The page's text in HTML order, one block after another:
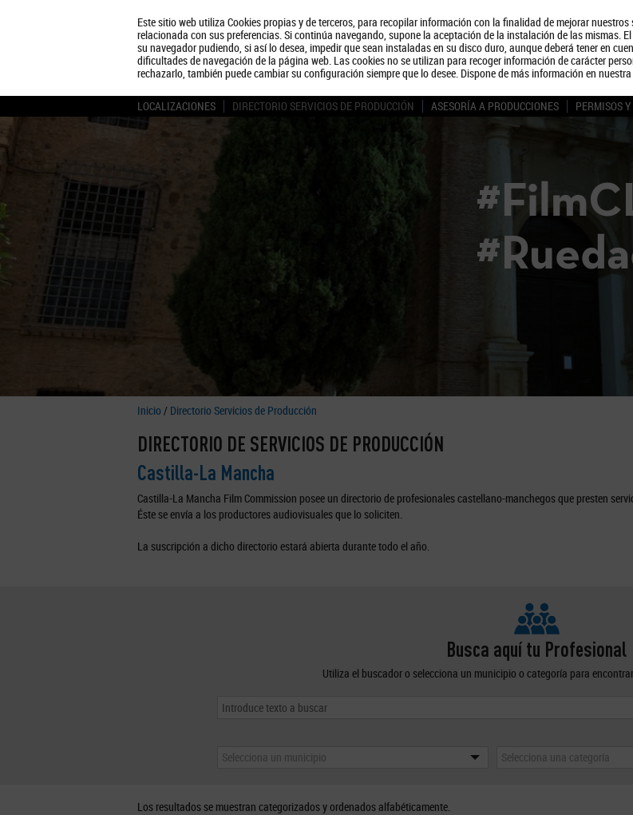
Este sitio web utiliza Cookies propias y de terceros, para recopilar información con la finalidad de mejorar
relacionada con sus preferencias. Si continúa navegando, supone la aceptación de la instalación de las mismas.
su navegador pudiendo, si así lo desea, impedir que sean instaladas en su disco duro, aunque deberá tener en
dificultades de navegación de la página web. Las cookies no se utilizan para recoger información de carácter
rechazarlo, también puede cambiar su configuración siempre que lo desee. Dispone de más información en nuestra
Quiénes
LOCALIZACIONES DIRECTORIO SERVICIOS DE PRODUCCIÓN ASESORÍA A PRODUCCIONES PERMISOS
Inicio / Directorio Servicios de Producción
DIRECTORIO DE SERVICIOS DE PRODUCCIÓN
Castilla-La Mancha
Castilla-La Mancha Film Commission posee un directorio de profesionales castellano-manchegos que presten
Éste se envía a los productores audiovisuales que lo soliciten.
La suscripción a dicho directorio estará abierta durante todo el año.
Busca aquí tu Profesional
Utiliza el buscador o selecciona un municipio o categoría para
Selecciona un municipio
Selecciona una categoría
Los resultados se muestran categorizados y ordenados alfabéticamente.